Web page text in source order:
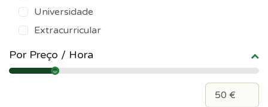
Universidade
Extracurricular
Por Preço / Hora